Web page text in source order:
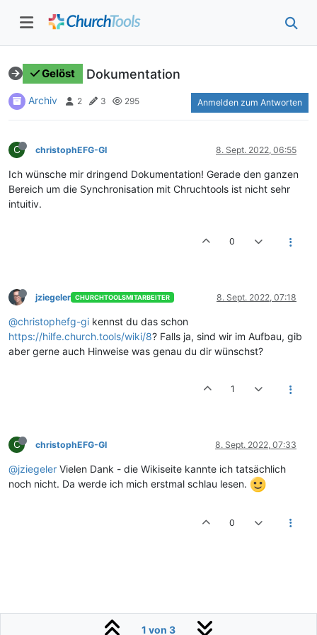
Gelöst Dokumentation
Archiv 2 3 295 Anmelden zum Antworten
C christophEFG-GI 8. Sept. 2022, 06:55
Ich wünsche mir dringend Dokumentation! Gerade den ganzen
Bereich um die Synchronisation mit Chruchtools ist nicht sehr
intuitiv.
0
jziegeler CHURCHTOOLSMITARBEITER 8. Sept. 2022, 07:18
@christophefg-gi kennst du das schon
https://hilfe.church.tools/wiki/8? Falls ja, sind wir im Aufbau, gib
aber gerne auch Hinweise was genau du dir wünschst?
1
C christophEFG-GI 8. Sept. 2022, 07:33
@jziegeler Vielen Dank - die Wikiseite kannte ich tatsächlich
noch nicht. Da werde ich mich erstmal schlau lesen.
0
1 von 3